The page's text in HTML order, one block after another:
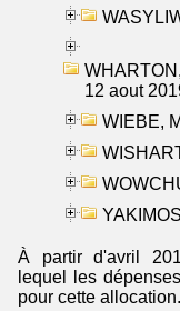
12 aout
WIEBE,
À partir d'avril
lequel les
pour cette allocation.